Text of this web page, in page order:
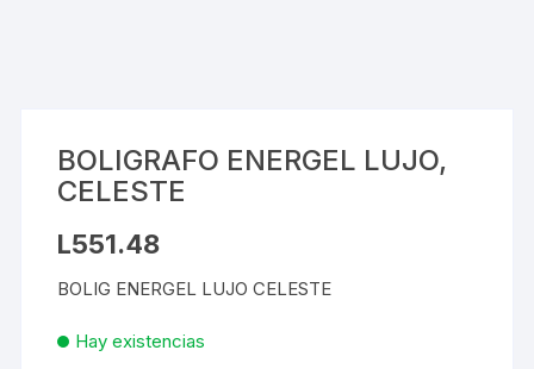
BOLIGRAFO ENERGEL LUJO,
CELESTE
L551.48
BOLIG ENERGEL LUJO CELESTE
Hay existencias